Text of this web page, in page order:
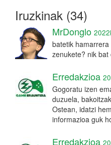
Iruzkinak (34)
MrDonglo
batetik
zenukete? nik bat
Erredakzioa
Gogoratu izen
duzuela,
Ostean, idatzi
informazioa guk
Erredakzioa